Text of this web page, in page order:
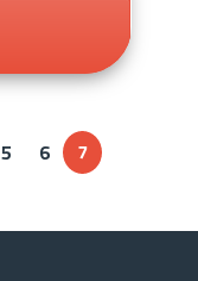
5 6 7